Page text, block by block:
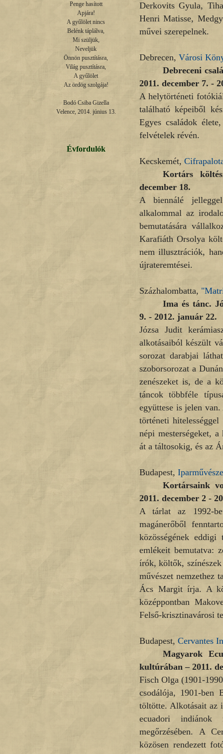
Penge hasított
Apjára!
A gyűlölet nincs
Belénk táplálva,
Mi szüljük,
Neveljük
Önnön pusztításra,
Világ pusztításra,
A gyűlölet
Az ördög szolgája!
Bodó Csiba Gizella
Velence, 2014. június 13.
Évfordulók
Derkovits Gyula,
Henri Matisse,
művei szerepelnek.
Debrecen, Városi
Debreceni
2011. december 7. -
A helytörténeti
található képeiből
Egyes családok
felvételek révén.
Kecskemét,
Kortárs
december 18.
A biennálé
alkalommal az
bemutatására
Karafiáth Orsolya
nem illusztrációk,
újrateremtései.
Százhalombatta,
Ima és tánc.
9. - 2012. január 22.
Józsa Judit
alkotásaiból készült
sorozat darabjai
szoborsorozat a
zenészeket is, de a
táncok többféle
együttese is jelen
történeti
népi mesterségeket,
át a táltosokig, és az
Budapest,
Kortársaink
2011. december 2 -
A tárlat az 1992-
magánerőből
közösségének
emlékeit bemutatva:
írók, költők,
művészet nemzethez
Ács Margit írja. A
középpontban
Felső-krisztinavárosi
Budapest, Cervantes
Magyarok
kultúrában – 2011.
Fisch Olga (1901-
csodálója, 1901-ben
töltötte. Alkotásait az
ecuadori indiánok
megőrzésében. A
közösen rendezett